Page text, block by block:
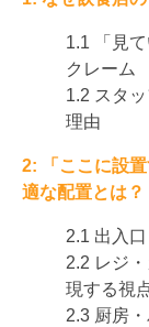
1.1 「見
クレーム
1.2 スタ
理由
2: 「ここに設
適な配置とは？
2.1 出入
2.2 レジ
現する視
2.3 厨房